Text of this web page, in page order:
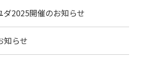
ダ2025開催のお知らせ
知らせ